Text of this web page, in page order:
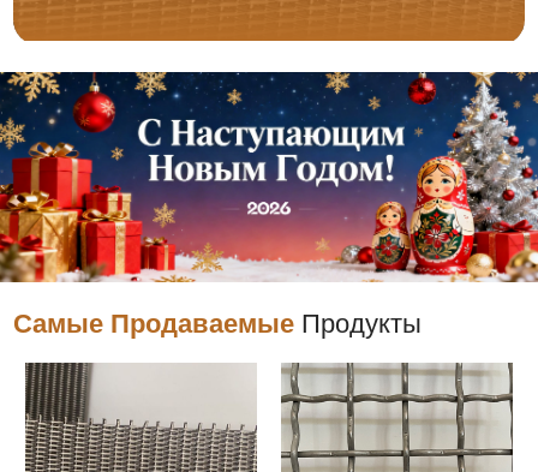
Самые Продаваемые Продукты